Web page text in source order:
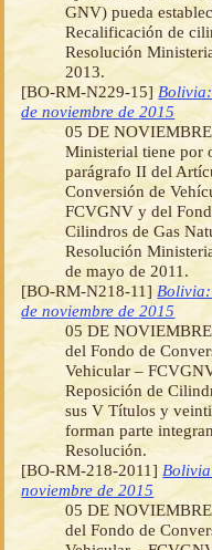
GNV) pueda
Recalificación de
Resolución
2013.
[BO-RM-N229-15]
de noviembre de 2015
05 DE
Ministerial tiene por
parágrafo II del
Conversión de
FCVGNV y del
Cilindros de Gas
Resolución
de mayo de 2011.
[BO-RM-N218-11]
de noviembre de 2015
05 DE
del Fondo de
Vehicular –
Reposición de
sus V Títulos y
forman parte
Resolución.
[BO-RM-218-2011]
noviembre de 2015
05 DE
del Fondo de